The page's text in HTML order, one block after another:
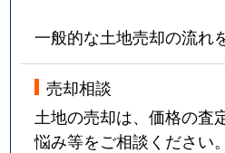
一般的な土地売却の流れ
売却相談
土地の売却は、価格の査
悩み等をご相談ください。